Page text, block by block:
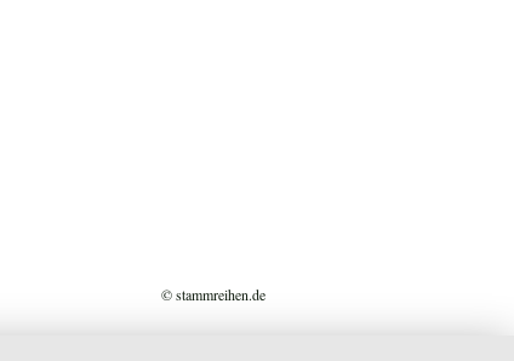
© stammreihen.de